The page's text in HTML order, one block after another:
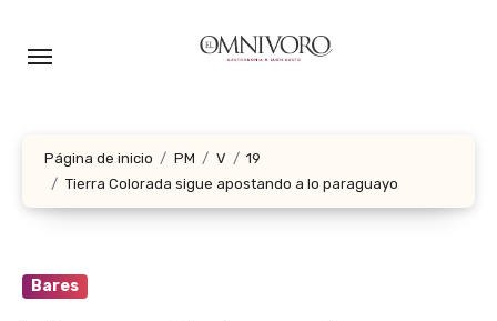
Página de inicio PM V
19
Tierra Colorada sigue apostando a lo paraguayo
Bares